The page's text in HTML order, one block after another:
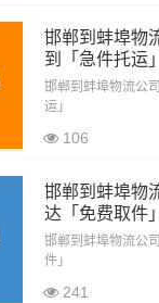
邯郸到蚌埠物
到「急件托运」
邯郸到蚌埠物流公
运」
106
邯郸到蚌埠物
达「免费取件」
邯郸到蚌埠物流公
件」
241